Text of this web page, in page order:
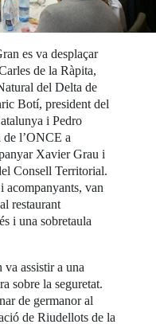
es va desplaçar
de la Ràpita,
del Delta de
Botí, president del
i Pedro
de l’ONCE a
Xavier Grau i
Consell Territorial.
acompanyants, van
restaurant
i una sobretaula
assistir a una
sobre la seguretat.
de germanor al
de Riudellots de la